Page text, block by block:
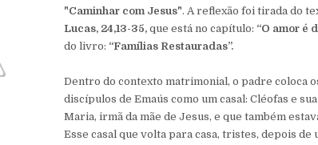
"Caminhar com Jesus". A reflexão foi tirada do
Lucas, 24,13-35, que está no capítulo: “O amor é
do livro: “Famílias Restauradas”.
Dentro do contexto matrimonial, o padre coloca
discípulos de Emaús como um casal: Cléofas e
Maria, irmã da mãe de Jesus, e que também
Esse casal que volta para casa, tristes, depois de